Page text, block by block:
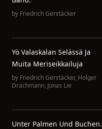
by Friedrich Gerstäcker
Yö Valaskalan Selässä Ja
Muita Meriseikkailuja
by Friedrich Gerstäcker, Holger
Drachmann, Jonas Lie
Unter Palmen Und Buchen.